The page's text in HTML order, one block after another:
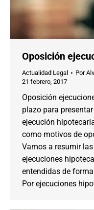
Oposición
Actualidad Legal Por
21 febrero, 2017
Oposición
plazo para
ejecución
como motivos de
Vamos a resumir
ejecuciones
entendidas de
Por ejecuciones